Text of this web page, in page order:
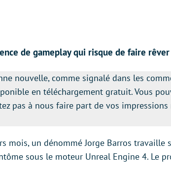
de gameplay qui risque de faire
nouvelle, comme signalé dans les
en téléchargement gratuit. Vous
pas à nous faire part de vos
mois, un dénommé Jorge Barros travaille
sous le moteur Unreal Engine 4. Le